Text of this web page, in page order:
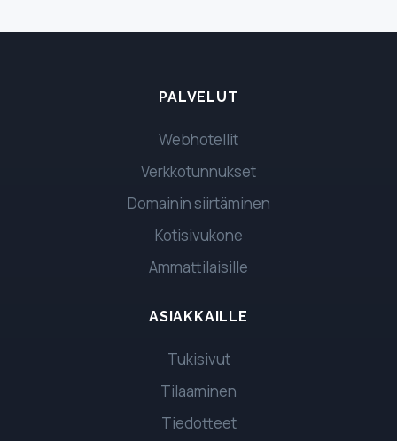
PALVELUT
Webhotellit
Verkkotunnukset
Domainin siirtäminen
Kotisivukone
Ammattilaisille
ASIAKKAILLE
Tukisivut
Tilaaminen
Tiedotteet